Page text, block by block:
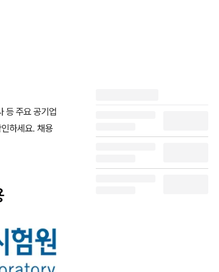
등 주요 공기업
하세요. 채용